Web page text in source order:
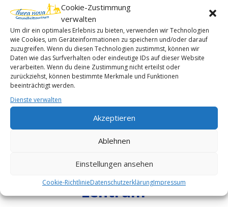
Cookie-Zustimmung
verwalten
Um dir ein optimales Erlebnis zu bieten, verwenden wir Technologien
wie Cookies, um Geräteinformationen zu speichern und/oder darauf
zuzugreifen. Wenn du diesen Technologien zustimmst, können wir
Daten wie das Surfverhalten oder eindeutige IDs auf dieser Website
verarbeiten. Wenn du deine Zustimmung nicht erteilst oder
zurückziehst, können bestimmte Merkmale und Funktionen
beeinträchtigt werden.
Dienste verwalten
Akzeptieren
Ablehnen
Einstellungen ansehen
Cookie-RichtlinieDatenschutzerklärungImpressum
Wir haben für Sie:
Montag - Freitag von 8:00 - 19:00 Uhr geöffnet.
KONTAKT
Telefon: 0371 / 66619888
E-Mail: info@theranova.de
Internet: www.theranova.de
Herzlich Willkommen in
Ihrem
TheranovaGesundheits
zentrum